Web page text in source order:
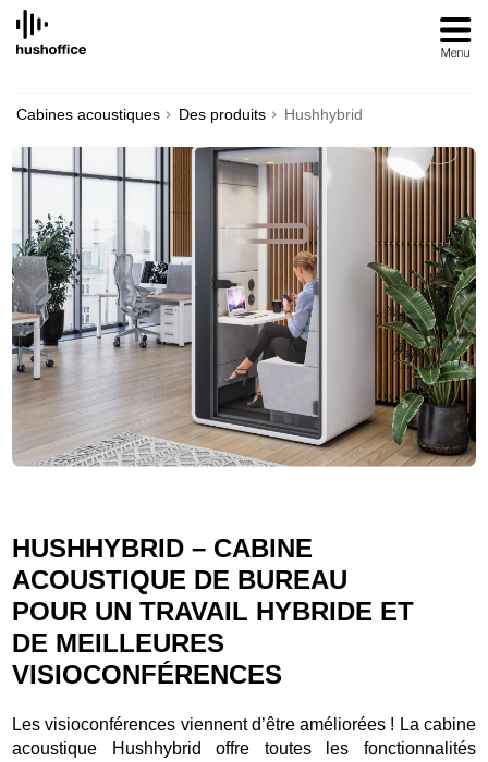
SKIP
CONTENT
Cabines acoustiques Des produits Hushhybrid
HUSHHYBRID – CABINE
ACOUSTIQUE DE BUREAU
POUR UN TRAVAIL HYBRIDE ET
DE MEILLEURES
VISIOCONFÉRENCES
Les visioconférences viennent d’être améliorées ! La cabine
acoustique Hushhybrid offre toutes les fonctionnalités